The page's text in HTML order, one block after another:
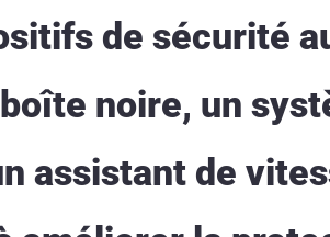
de sécurité
noire, un
assistant de